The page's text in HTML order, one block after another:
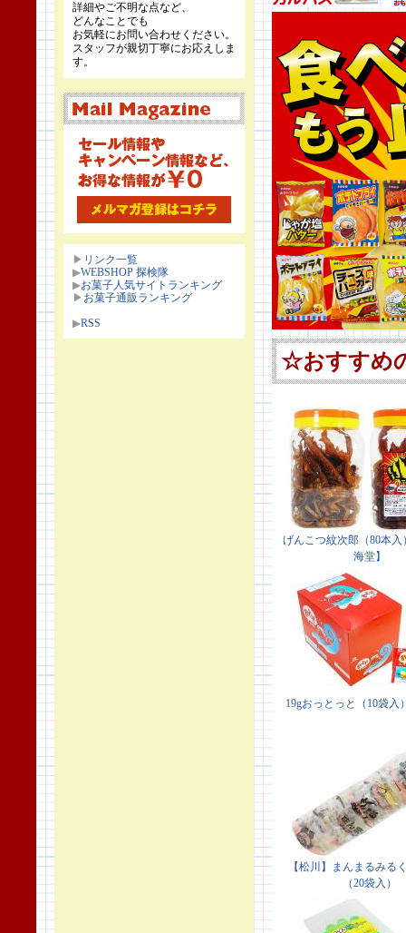
詳細やご不明な点など、
どんなことでも
お気軽にお問い合わせください。
スタッフが親切丁寧にお応えしま
す。
▶ リンク一覧
▶WEBSHOP 探検隊
▶お菓子人気サイトランキング
▶ お菓子通販ランキング
▶RSS